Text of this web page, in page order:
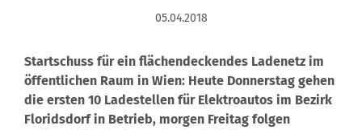
05.04.2018
Startschuss für ein flächendeckendes Ladenetz im
öffentlichen Raum in Wien: Heute Donnerstag gehen
die ersten 10 Ladestellen für Elektroautos im Bezirk
Floridsdorf in Betrieb, morgen Freitag folgen